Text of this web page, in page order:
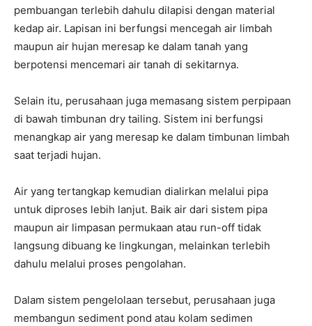
pembuangan terlebih dahulu dilapisi dengan material
kedap air. Lapisan ini berfungsi mencegah air limbah
maupun air hujan meresap ke dalam tanah yang
berpotensi mencemari air tanah di sekitarnya.
Selain itu, perusahaan juga memasang sistem perpipaan
di bawah timbunan dry tailing. Sistem ini berfungsi
menangkap air yang meresap ke dalam timbunan limbah
saat terjadi hujan.
Air yang tertangkap kemudian dialirkan melalui pipa
untuk diproses lebih lanjut. Baik air dari sistem pipa
maupun air limpasan permukaan atau run-off tidak
langsung dibuang ke lingkungan, melainkan terlebih
dahulu melalui proses pengolahan.
Dalam sistem pengelolaan tersebut, perusahaan juga
membangun sediment pond atau kolam sedimen